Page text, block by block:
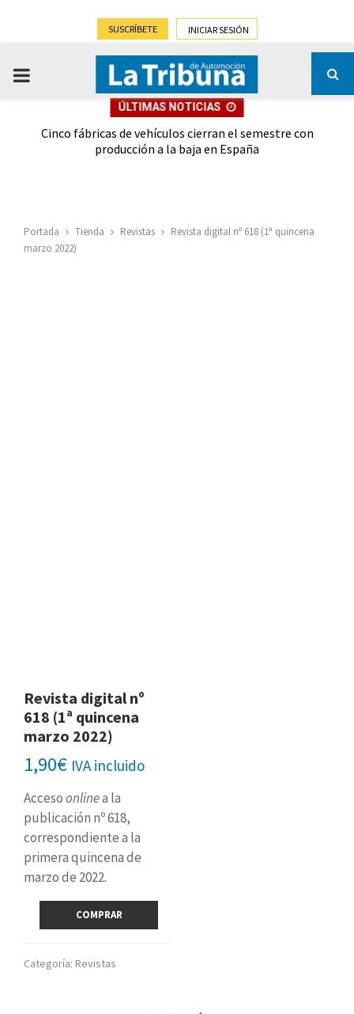
SUSCRÍBETE INICIAR SESIÓN
PRIMARY
ÚLTIMAS NOTICIAS
Cinco fábricas de vehículos cierran el semestre con
producción a la baja en España
Portada Tienda Revistas
Revista digital nº 618 (1ª quincena
marzo 2022)
Revista digital nº
618 (1ª quincena
marzo 2022)
1,90€ IVA incluido
Accesoonlinea la
publicación nº 618,
correspondiente a la
primera quincena de
marzo de 2022.
618
COMPRAR
Categoría: Revistas